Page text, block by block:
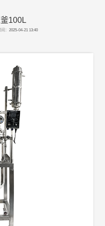
100L
间： 2025-04-21 13:40